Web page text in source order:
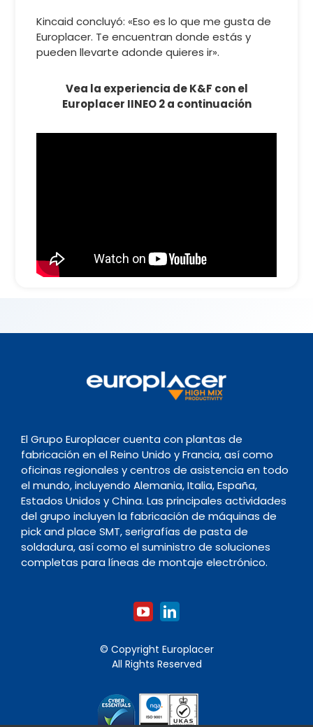
Kincaid concluyó: «Eso es lo que me gusta de
Europlacer. Te encuentran donde estás y
pueden llevarte adonde quieres ir».
Vea la experiencia de K&F con el
Europlacer IINEO 2 a continuación
El Grupo Europlacer cuenta con plantas de
fabricación en el Reino Unido y Francia, así como
oficinas regionales y centros de asistencia en todo
el mundo, incluyendo Alemania, Italia, España,
Estados Unidos y China. Las principales actividades
del grupo incluyen la fabricación de máquinas de
pick and place SMT, serigrafías de pasta de
soldadura, así como el suministro de soluciones
completas para líneas de montaje electrónico.
© Copyright Europlacer
All Rights Reserved